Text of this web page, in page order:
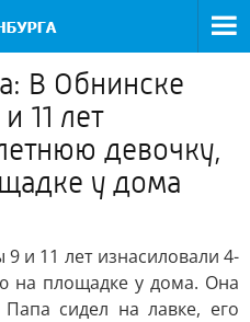
В Обнинске
11 лет
девочку,
у дома
и 11 лет изнасиловали 4-
на площадке у дома. Она
сидел на лавке, его